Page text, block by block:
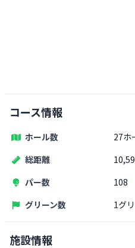
コース情報
ホール数
27ホ
総距離
パー数
108
グリーン数
1グ
施設情報